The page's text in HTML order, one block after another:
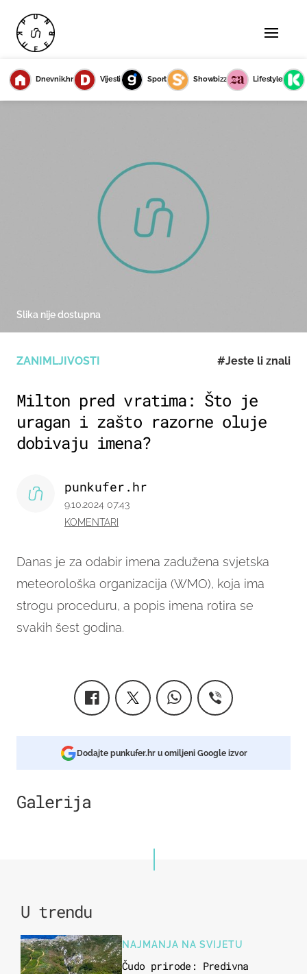
Dnevnik.hr Vijesti Sport Showbizz Lifestyle
ZANIMLJIVOSTI #Jeste li znali
Milton pred vratima: Što je
uragan i zašto razorne oluje
dobivaju imena?
Danas je za odabir imena zadužena svjetska
meteorološka organizacija (WMO), koja ima
strogu proceduru, a popis imena rotira se
svakih šest godina.
punkufer.hr
9.10.2024 07:43
KOMENTARI
Slika nije dostupna
Dodajte punkufer.hr u omiljeni Google izvor
Galerija
U trendu
NAJMANJA NA SVIJETU
Čudo prirode: Predivna